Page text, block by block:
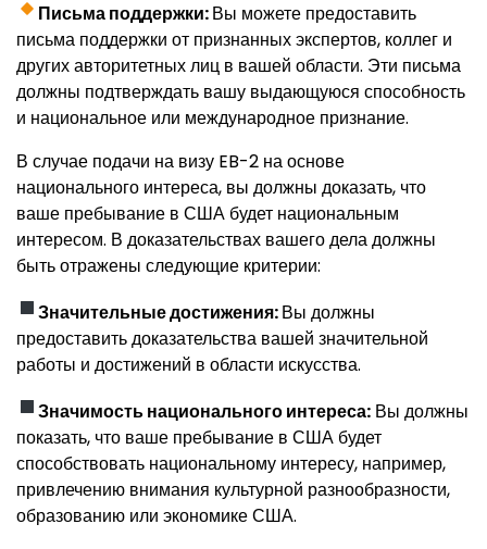
Письма поддержки:Вы можете предоставить
письма поддержки от признанных экспертов, коллег и
других авторитетных лиц в вашей области. Эти письма
должны подтверждать вашу выдающуюся способность
и национальное или международное признание.
В случае подачи на визу EB-2 на основе
национального интереса, вы должны доказать, что
ваше пребывание в США будет национальным
интересом. В доказательствах вашего дела должны
быть отражены следующие критерии:
Значительные достижения:Вы должны
предоставить доказательства вашей значительной
работы и достижений в области искусства.
Значимость национального интереса: Вы должны
показать, что ваше пребывание в США будет
способствовать национальному интересу, например,
привлечению внимания культурной разнообразности,
образованию или экономике США.